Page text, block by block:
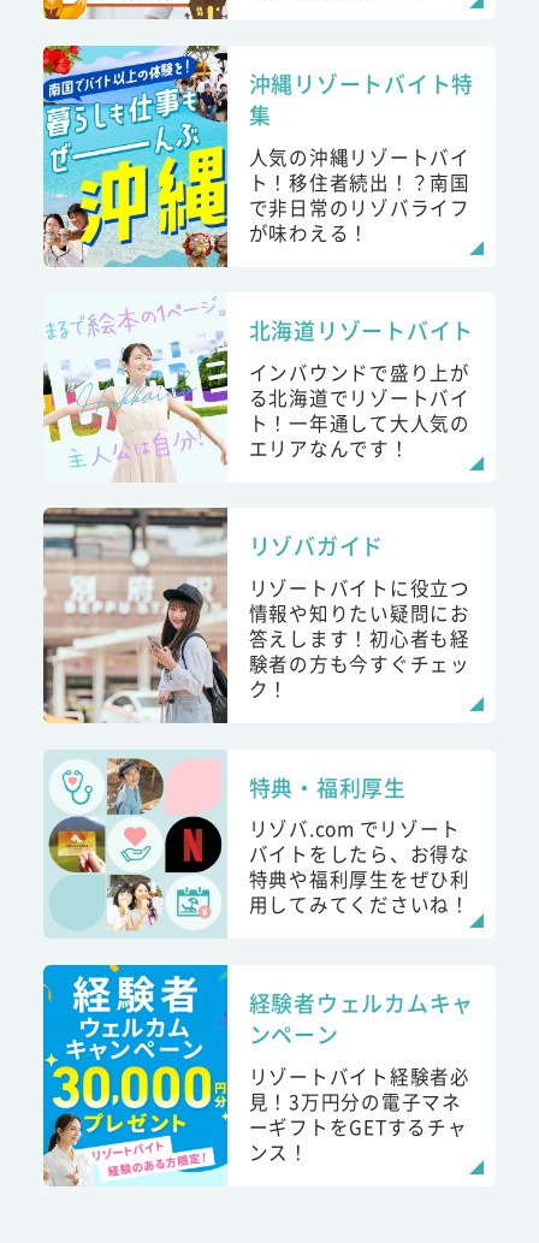
沖縄リゾートバイト特
集
人気の沖縄リゾートバイ
ト！移住者続出！？南国
で非日常のリゾバライフ
が味わえる！
北海道リゾートバイト
インバウンドで盛り上が
る北海道でリゾートバイ
ト！一年通して大人気の
エリアなんです！
リゾバガイド
リゾートバイトに役立つ
情報や知りたい疑問にお
答えします！初心者も経
験者の方も今すぐチェッ
ク！
特典・福利厚生
リゾバ.com でリゾート
バイトをしたら、お得な
特典や福利厚生をぜひ利
用してみてくださいね！
経験者ウェルカムキャ
ンペーン
リゾートバイト経験者必
見！3万円分の電子マネ
ーギフトをGETするチャ
ンス！